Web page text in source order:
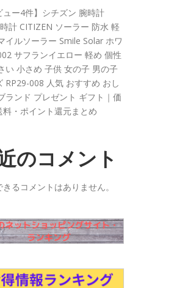
ュー4件】シチズン 腕時計
計 CITIZEN ソーラー 防水 軽
イルソーラー Smile Solar ホワ
サフランイエロー 軽め 個性
い 小さめ 子供 女の子 男の子
RP29-008 人気 おすすめ おし
ランド プレゼント ギフト｜価
料・ポイント還元まとめ
のコメント
るコメントはありません。